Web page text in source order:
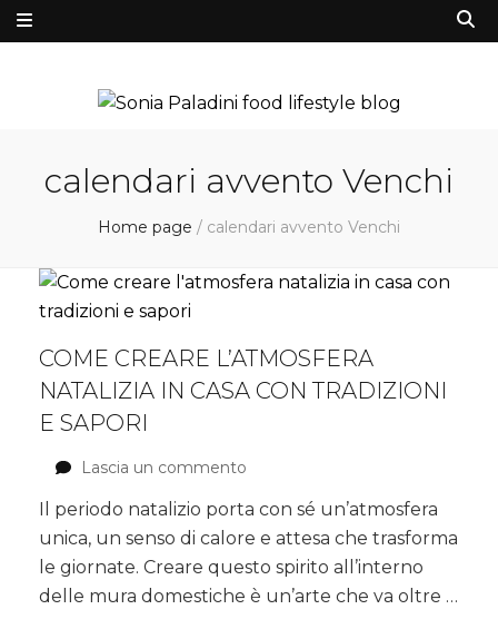
calendari avvento Venchi
Home page / calendari avvento Venchi
COME CREARE L’ATMOSFERA
NATALIZIA IN CASA CON TRADIZIONI
E SAPORI
Lascia un commento
creare
l’atmosfera
natalizia
in
casa
Il periodo natalizio porta con sé un’atmosfera
unica, un senso di calore e attesa che trasforma
le giornate. Creare questo spirito all’interno
delle mura domestiche è un’arte che va oltre …